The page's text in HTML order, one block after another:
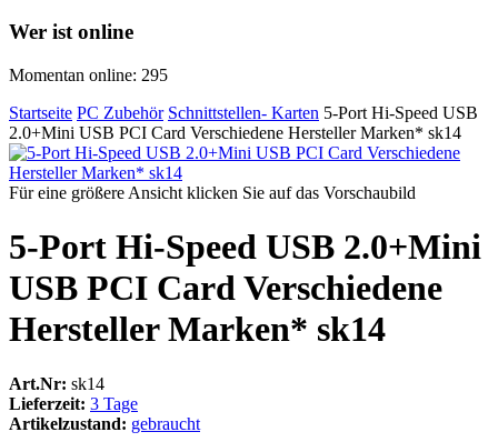
Wer ist online
Momentan online: 295
Startseite PC Zubehör Schnittstellen- Karten 5-Port Hi-Speed USB
2.0+Mini USB PCI Card Verschiedene Hersteller Marken* sk14
Für eine größere Ansicht klicken Sie auf das Vorschaubild
5-Port Hi-Speed USB 2.0+Mini
USB PCI Card Verschiedene
Hersteller Marken* sk14
Art.Nr: sk14
Lieferzeit: 3 Tage
Artikelzustand: gebraucht